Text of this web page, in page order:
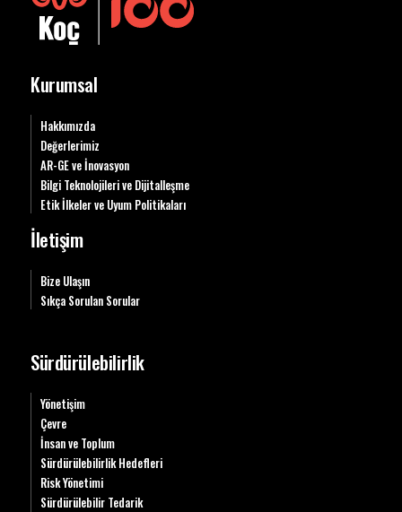
Kurumsal
Hakkımızda
Değerlerimiz
AR-GE ve İnovasyon
Bilgi Teknolojileri ve Dijitalleşme
Etik İlkeler ve Uyum Politikaları
İletişim
Bize Ulaşın
Sıkça Sorulan Sorular
Sürdürülebilirlik
Yönetişim
Çevre
İnsan ve Toplum
Sürdürülebilirlik Hedefleri
Risk Yönetimi
Sürdürülebilir Tedarik